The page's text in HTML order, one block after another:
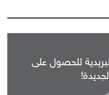
للحصول على